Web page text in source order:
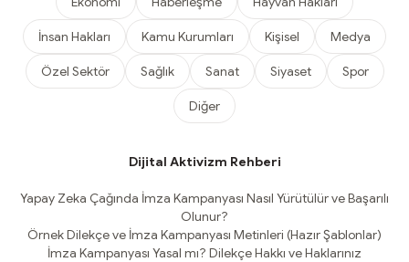
İnsan Hakları Kamu Kurumları Kişisel Medya
Özel Sektör Sağlık Sanat Siyaset Spor
Diğer
Dijital Aktivizm Rehberi
Yapay Zeka Çağında İmza Kampanyası Nasıl Yürütülür ve Başarılı
Olunur?
Örnek Dilekçe ve İmza Kampanyası Metinleri (Hazır Şablonlar)
İmza Kampanyası Yasal mı? Dilekçe Hakkı ve Haklarınız